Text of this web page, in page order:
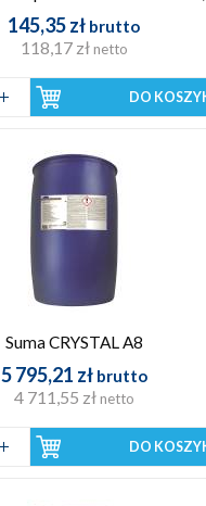
145,35 zł brutto
118,17 zł netto
DO
Suma CRYSTAL A8
5 795,21 zł brutto
4 711,55 zł netto
DO